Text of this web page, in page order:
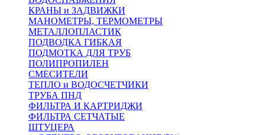
КРАНЫ и ЗАДВИЖКИ
МАНОМЕТРЫ, ТЕРМОМЕТРЫ
МЕТАЛЛОПЛАСТИК
ПОДВОДКА ГИБКАЯ
ПОДМОТКА ДЛЯ ТРУБ
ПОЛИПРОПИЛЕН
СМЕСИТЕЛИ
ТЕПЛО и ВОДОСЧЕТЧИКИ
ТРУБА ПНД
ФИЛЬТРА И КАРТРИДЖИ
ФИЛЬТРА СЕТЧАТЫЕ
ШТУЦЕРА